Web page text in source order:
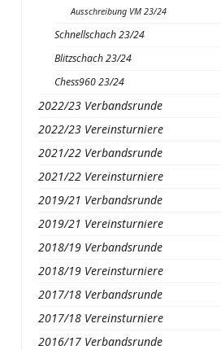
Ausschreibung VM 23/24
Schnellschach 23/24
Blitzschach 23/24
Chess960 23/24
2022/23 Verbandsrunde
2022/23 Vereinsturniere
2021/22 Verbandsrunde
2021/22 Vereinsturniere
2019/21 Verbandsrunde
2019/21 Vereinsturniere
2018/19 Verbandsrunde
2018/19 Vereinsturniere
2017/18 Verbandsrunde
2017/18 Vereinsturniere
2016/17 Verbandsrunde